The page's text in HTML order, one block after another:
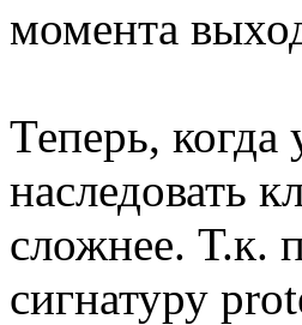
момента
Теперь, когда
наследовать
сложнее. Т.к.
сигнатуру